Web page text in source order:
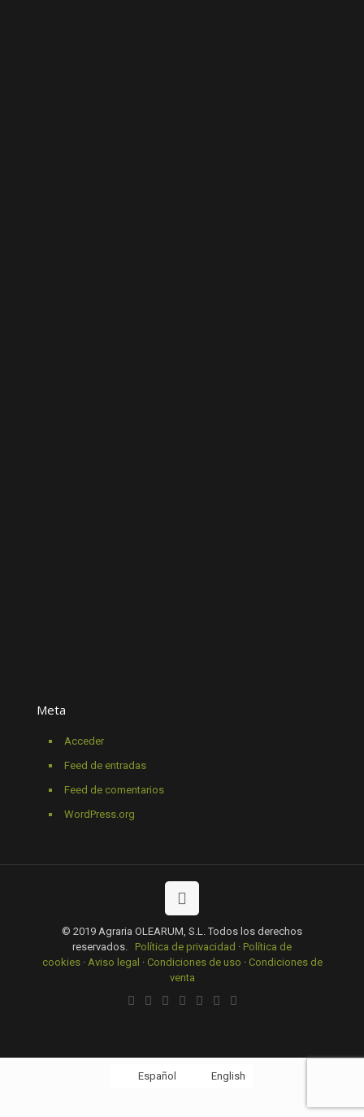
Meta
Acceder
Feed de entradas
Feed de comentarios
WordPress.org
© 2019 Agraria OLEARUM, S.L. Todos los derechos
reservados. Política de privacidad · Política de
cookies· Aviso legal · Condiciones de uso · Condiciones de
venta
Español English